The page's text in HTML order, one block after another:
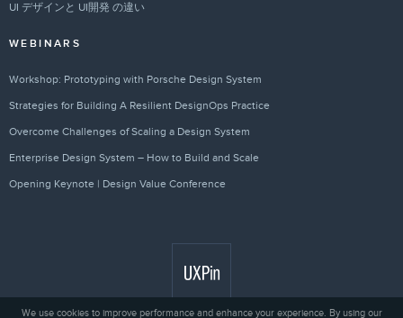
UI デザインと UI開発 の違い
WEBINARS
Workshop: Prototyping with Porsche Design System
Strategies for Building A Resilient DesignOps Practice
Overcome Challenges of Scaling a Design System
Enterprise Design System – How to Build and Scale
Opening Keynote | Design Value Conference
We use cookies to improve performance and enhance your experience. By using our